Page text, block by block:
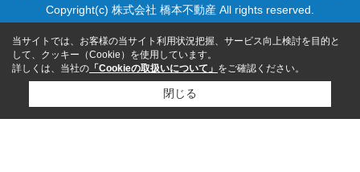
Copyright(c) 株式会社 橋本不動産 All rights reserved.
当サイトでは、お客様の当サイト利用状況把握、サービス向上検討を目的と
して、クッキー（Cookie）を使用しています。
詳しくは、当社の 「Cookieの取扱いについて」 をご確認ください。
閉じる